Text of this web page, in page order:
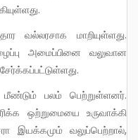
அமைப்பினை வலுவான
ஒற்றுமையை உருவாக்கி
இயக்கமும் வலுப்பெற்றால்,